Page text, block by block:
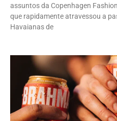
assuntos da Copenhagen
que rapidamente atravessou a
Havaianas de